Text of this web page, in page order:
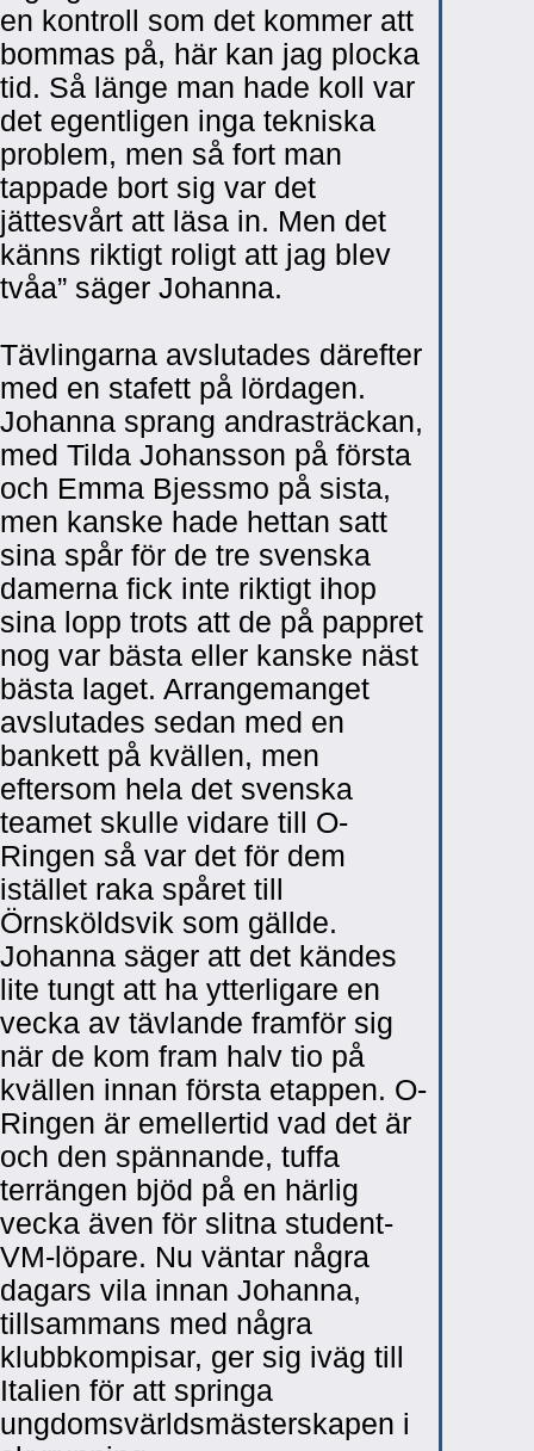
en kontroll som det kommer att
bommas på, här kan jag plocka
tid. Så länge man hade koll var
det egentligen inga tekniska
problem, men så fort man
tappade bort sig var det
jättesvårt att läsa in. Men det
känns riktigt roligt att jag blev
tvåa” säger Johanna.
Tävlingarna avslutades därefter
med en stafett på lördagen.
Johanna sprang andrasträckan,
med Tilda Johansson på första
och Emma Bjessmo på sista,
men kanske hade hettan satt
sina spår för de tre svenska
damerna fick inte riktigt ihop
sina lopp trots att de på pappret
nog var bästa eller kanske näst
bästa laget. Arrangemanget
avslutades sedan med en
bankett på kvällen, men
eftersom hela det svenska
teamet skulle vidare till O-
Ringen så var det för dem
istället raka spåret till
Örnsköldsvik som gällde.
Johanna säger att det kändes
lite tungt att ha ytterligare en
vecka av tävlande framför sig
när de kom fram halv tio på
kvällen innan första etappen. O-
Ringen är emellertid vad det är
och den spännande, tuffa
terrängen bjöd på en härlig
vecka även för slitna student-
VM-löpare. Nu väntar några
dagars vila innan Johanna,
tillsammans med några
klubbkompisar, ger sig iväg till
Italien för att springa
ungdomsvärldsmästerskapen i